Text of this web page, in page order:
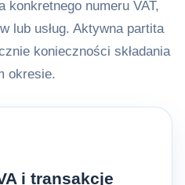
konkretnego numeru VAT,
lub usług. Aktywna partita
konieczności składania
okresie.
i transakcje